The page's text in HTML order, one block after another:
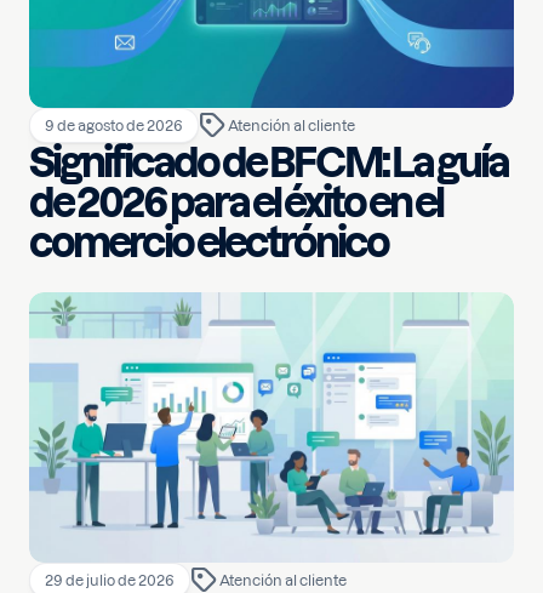
9 de agosto de 2026 Atención al cliente
Significado de BFCM: La guía
de 2026 para el éxito en el
comercio electrónico
29 de julio de 2026 Atención al cliente